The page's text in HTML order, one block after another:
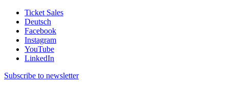
Ticket Sales
Deutsch
Facebook
Instagram
YouTube
LinkedIn
Subscribe to newsletter